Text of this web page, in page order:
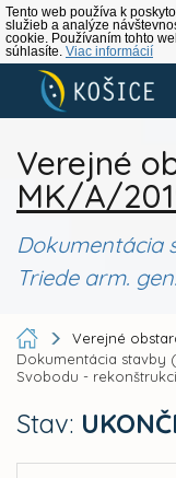
Tento web používa k
služieb a analýze
cookie. Používaním tohto
súhlasíte. Viac informácií
Verejné
MK/A/
Dokumentácia
Triede arm.
Verejné
Dokumentácia stavby
Svobodu -
Stav: